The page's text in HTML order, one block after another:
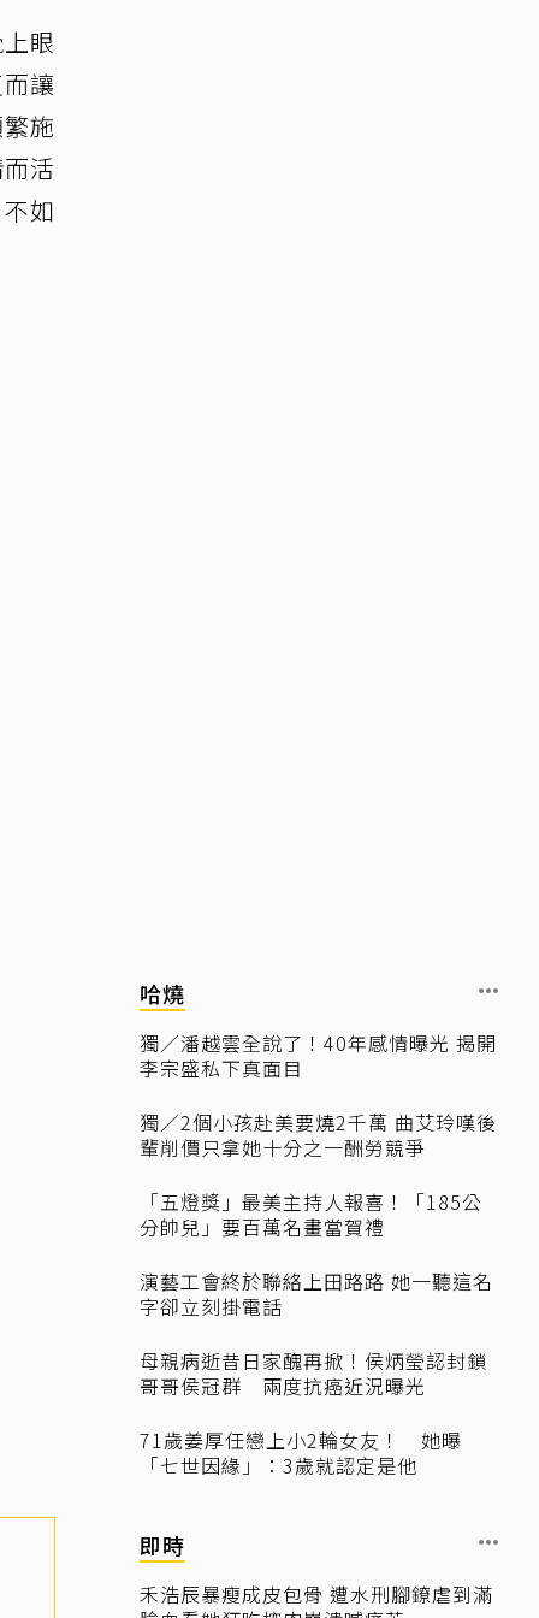
眼
讓
施
活
如
哈燒
獨／潘越雲全說了！40年感情曝光 揭開
李宗盛私下真面目
獨／2個小孩赴美要燒2千萬 曲艾玲嘆後
輩削價只拿她十分之一酬勞競爭
「五燈獎」最美主持人報喜！「185公
分帥兒」要百萬名畫當賀禮
演藝工會終於聯絡上田路路 她一聽這名
字卻立刻掛電話
母親病逝昔日家醜再掀！侯炳瑩認封鎖
哥哥侯冠群 兩度抗癌近況曝光
71歲姜厚任戀上小2輪女友！ 她曝
「七世因緣」：3歲就認定是他
即時
禾浩辰暴瘦成皮包骨 遭水刑腳鐐虐到滿